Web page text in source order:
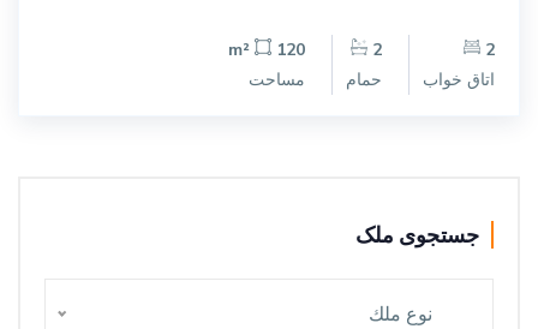
2
اتاق خواب
2
حمام
120 m²
مساحت
جستجوی ملک
نوع ملك